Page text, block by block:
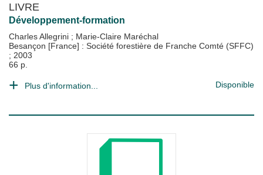
LIVRE
Développement-formation
Charles Allegrini ; Marie-Claire Maréchal
Besançon [France] : Société forestière de Franche Comté (SFFC)
; 2003
66 p.
Plus d'information... Disponible